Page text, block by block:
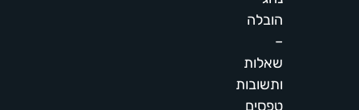
הובלה
–
שאלות
ותשובות
טפסים